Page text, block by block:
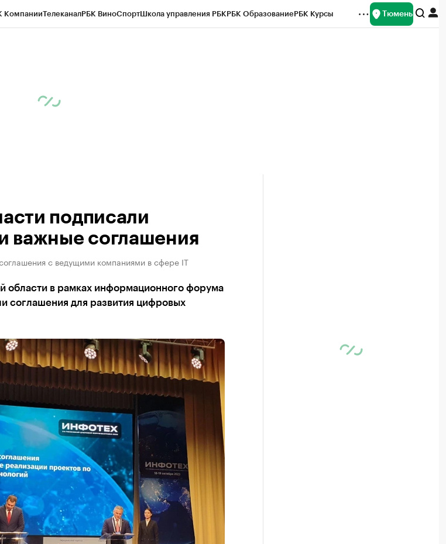
КомпанииТелеканалРБК ВиноСпортШкола управления РБКРБК ОбразованиеРБК Курсы Тюмень
подписали
важные соглашения
с ведущими компаниями в сфере IT
области в рамках информационного форума
соглашения для развития цифровых